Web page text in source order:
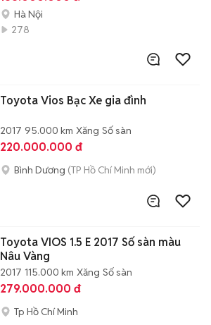
Hà Nội
278
Toyota Vios Bạc Xe gia đình
2017 95.000 km Xăng Số sàn
220.000.000 đ
Bình Dương (TP Hồ Chí Minh mới)
Toyota VIOS 1.5 E 2017 Số sàn màu
Nâu Vàng
2017 115.000 km Xăng Số sàn
279.000.000 đ
Tp Hồ Chí Minh